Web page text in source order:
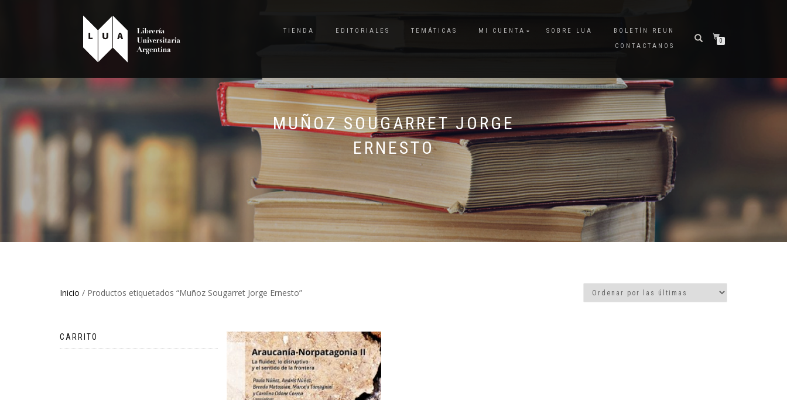
TIENDA EDITORIALES TEMÁTICAS MI CUENTA SOBRE LUA
BOLETÍN REUN
CONTACTANOS
0
MUÑOZ SOUGARRET JORGE
ERNESTO
Inicio / Productos etiquetados “Muñoz Sougarret Jorge Ernesto”
CARRITO